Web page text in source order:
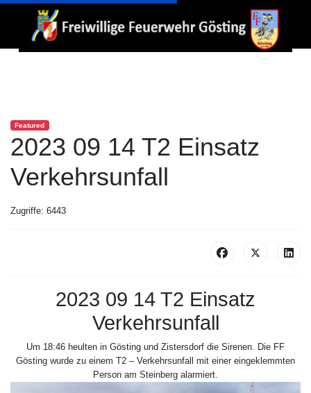
Featured
2023 09 14 T2 Einsatz
Verkehrsunfall
Zugriffe: 6443
2023 09 14 T2 Einsatz
Verkehrsunfall
Um 18:46 heulten in Gösting und Zistersdorf die Sirenen. Die FF
Gösting wurde zu einem T2 – Verkehrsunfall mit einer eingeklemmten
Person am Steinberg alarmiert.